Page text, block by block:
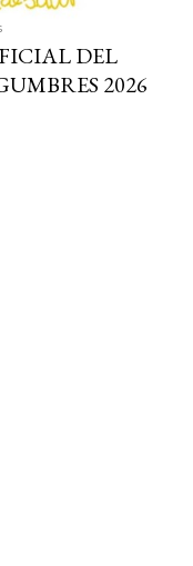
DEL
2026